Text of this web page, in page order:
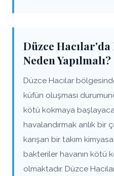
Düzce
Neden Yapılmalı?
Düzce Hacılar
küfün oluşması
kötü kokmaya
havalandırmak anlık bir
karışan bir takım
bakteriler havanın kötü
olmaktadır. Düzce